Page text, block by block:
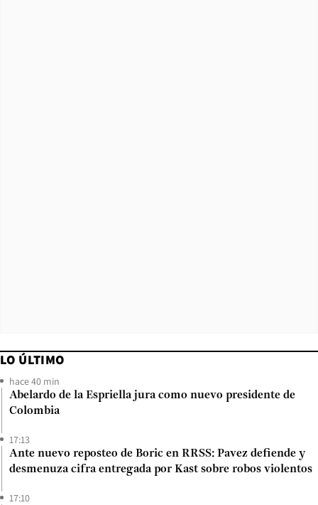
LO ÚLTIMO
hace 40 min
Abelardo de la Espriella jura como nuevo presidente de
Colombia
17:13
Ante nuevo reposteo de Boric en RRSS: Pavez defiende y
desmenuza cifra entregada por Kast sobre robos violentos
17:10